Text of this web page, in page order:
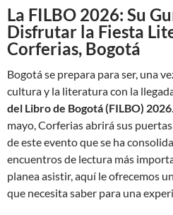
La FILBO 2026: Su
Disfrutar la Fiesta
Corferias, Bogotá
Bogotá se prepara para ser, una
cultura y la literatura con la
del Libro de Bogotá (FILBO) 2026
mayo, Corferias abrirá sus
de este evento que se ha
encuentros de lectura más
planea asistir, aquí le ofrecemos
que necesita saber para una